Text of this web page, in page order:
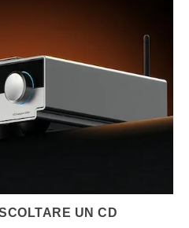
UN CD